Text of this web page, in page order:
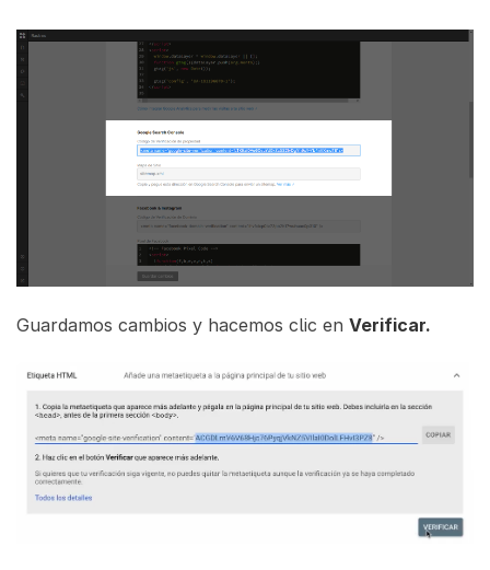
Guardamos cambios y hacemos clic en Verificar.